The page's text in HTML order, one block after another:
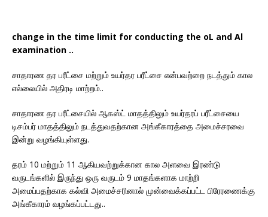
change in the time limit for conducting the oL and Al
examination ..
சாதாரண தர பரீட்சை மற்றும் உயர்தர பரீட்சை என்பவற்றை நடத்தும் கால
எல்லையில் அதிரடி மாற்றம்..
சாதாரண தர பரீட்சையில் ஆகஸ்ட் மாதத்திலும் உயர்தரப் பரீட்சையை
டிசம்பர் மாதத்திலும் நடத்துவதற்கான அங்கீகாரத்தை அமைச்சரவை
இன்று வழங்கியுள்ளது.
தரம் 10 மற்றும் 11 ஆகியவற்றுக்கான கால அளவை இரண்டு
வருடங்களில் இருந்து ஒரு வருடம் 9 மாதங்களாக மாற்றி
அமைப்பதற்காக கல்வி அமைச்சரினால் முன்வைக்கப்பட்ட பிரேரணைக்கு
அங்கீகாரம் வழங்கப்பட்டது..